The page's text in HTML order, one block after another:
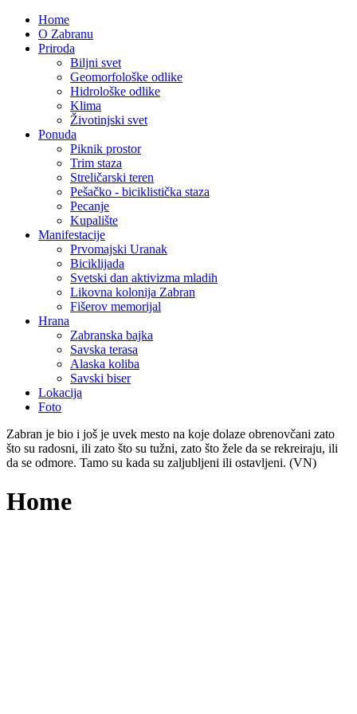
Home
O Zabranu
Priroda
Biljni svet
Geomorfološke odlike
Hidrološke odlike
Klima
Životinjski svet
Ponuda
Piknik prostor
Trim staza
Streličarski teren
Pešačko - biciklistička staza
Pecanje
Kupalište
Manifestacije
Prvomajski Uranak
Biciklijada
Svetski dan aktivizma mladih
Likovna kolonija Zabran
Fišerov memorijal
Hrana
Zabranska bajka
Savska terasa
Alaska koliba
Savski biser
Lokacija
Foto
Zabran je bio i još je uvek mesto na koje dolaze obrenovčani zato
što su radosni, ili zato što su tužni, zato što žele da se rekreiraju, ili
da se odmore. Tamo su kada su zaljubljeni ili ostavljeni. (VN)
Home